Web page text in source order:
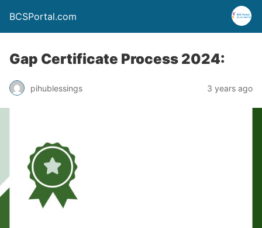
BCSPortal.com
Gap Certificate Process 2024:
pihublessings 3 years ago